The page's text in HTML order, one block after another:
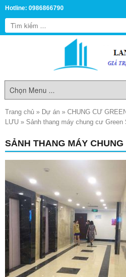
Hotline: 0986866790
Trang chủ » Dự án » CHUNG CƯ
LƯU » Sảnh thang máy chung cư Green
SẢNH THANG MÁY